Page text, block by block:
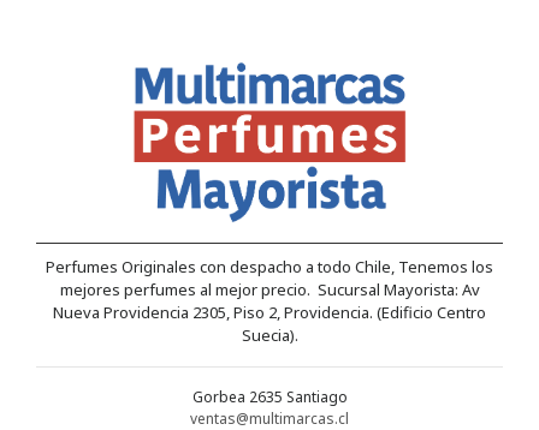
Perfumes Originales con despacho a todo Chile, Tenemos los
mejores perfumes al mejor precio. Sucursal Mayorista: Av
Nueva Providencia 2305, Piso 2, Providencia. (Edificio Centro
Suecia).
Gorbea 2635 Santiago
ventas@multimarcas.cl